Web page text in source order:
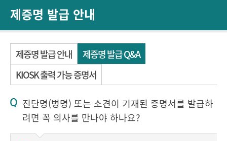
제증명 발급 안내
제증명 발급 안내
제증명 발급 Q&A
KIOSK 출력 가능 증명서
진단명(병명) 또는 소견이 기재된 증명서를 발급하
려면 꼭 의사를 만나야 하나요?